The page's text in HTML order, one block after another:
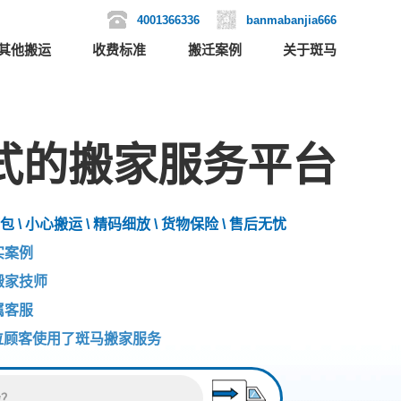
4001366336 banmabanjia666
他搬运 收费标准 搬迁案例 关于斑马
的搬家服务平台
\ 小心搬运 \ 精码细放 \ 货物保险 \ 售后无忧
案例
家技师
客服
顾客使用了斑马搬家服务